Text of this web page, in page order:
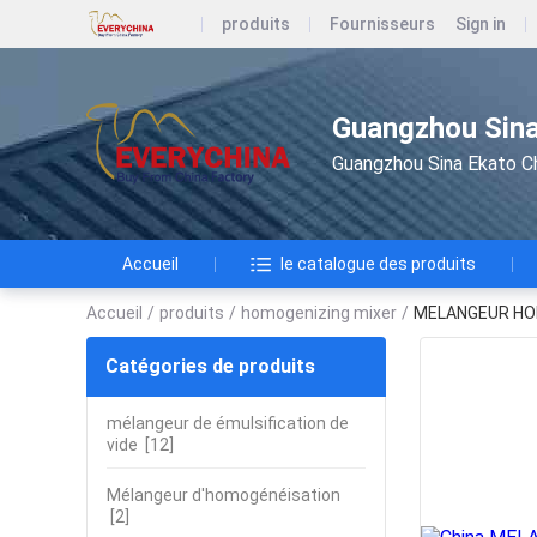
produits Fournisseurs Sign in
Guangzhou
Guangzhou Sina Ekato
Accueil le catalogue des produits
Accueil / produits / homogenizing mixer / MELANGEUR
Catégories de produits
mélangeur de émulsification de
vide [12]
Mélangeur d'homogénéisation
[2]